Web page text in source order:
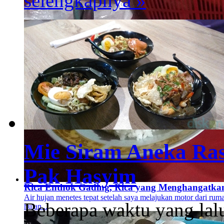
Rica Enthok Gading, Rica yang
Air hujan menetes tepat setelah saya melajukan motor dari
hujan ..
Mie Siram Aneka
Pak Hasyim
Beberapa waktu yang